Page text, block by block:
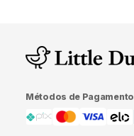
Métodos de Pagamento